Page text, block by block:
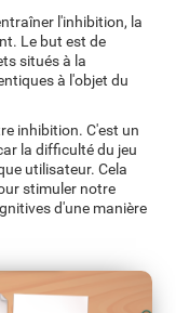
l'inhibition, la
Le but est de
situés à la
à l'objet du
inhibition. C'est un
la difficulté du jeu
utilisateur. Cela
stimuler notre
d'une manière